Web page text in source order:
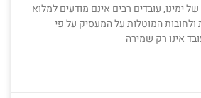
ימינו, עובדים רבים אינם מודעים למלוא
ולחובות המוטלות על המעסיק על פי
אינו רק שמירה